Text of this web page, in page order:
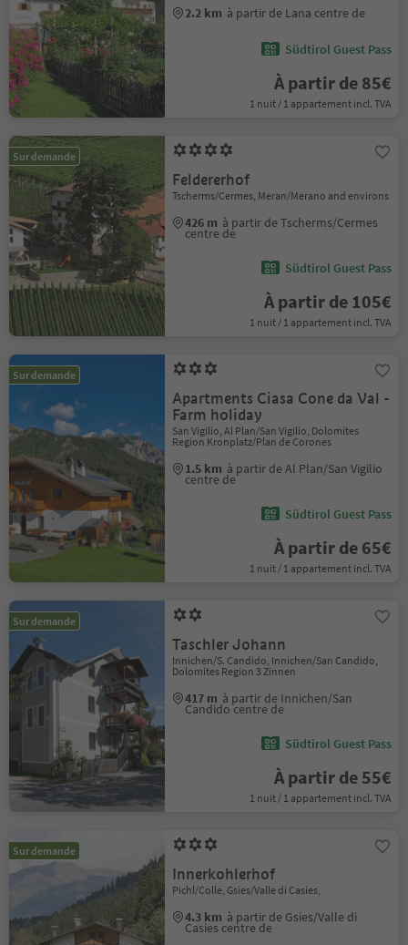
2.2 km à partir de Lana centre de
Südtirol Guest Pass
À partir de 85€
1 nuit / 1 appartement incl. TVA
Sur demande
Feldererhof
Tscherms/Cermes, Meran/Merano and environs
426 m à partir de Tscherms/Cermes
centre de
Südtirol Guest Pass
À partir de 105€
1 nuit / 1 appartement incl. TVA
Sur demande
Apartments Ciasa Cone da Val -
Farm holiday
San Vigilio, Al Plan/San Vigilio, Dolomites
Region Kronplatz/Plan de Corones
1.5 km à partir de Al Plan/San Vigilio
centre de
Südtirol Guest Pass
À partir de 65€
1 nuit / 1 appartement incl. TVA
Sur demande
Taschler Johann
Innichen/S. Candido, Innichen/San Candido,
Dolomites Region 3 Zinnen
417 m à partir de Innichen/San
Candido centre de
Südtirol Guest Pass
À partir de 55€
1 nuit / 1 appartement incl. TVA
Sur demande
Innerkohlerhof
Pichl/Colle, Gsies/Valle di Casies,
4.3 km à partir de Gsies/Valle di
Casies centre de